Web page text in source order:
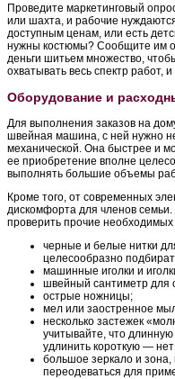
Проведите маркетинговый
или шахта, и рабочие
доступным ценам, или есть
нужны костюмы? Сообщите им о
деньги шитьем множество,
охватывать весь спектр работ,
Оборудование и
Для выполнения заказов на
швейная машина, с ней нужно
механической. Она быстрее и
ее приобретение вполне
выполнять большие объемы
Кроме того, от современных
дискомфорта для членов
проверить прочие
черные и белые нитки
целесообразно
машинные иголки и
швейный сантиметр для
острые ножницы;
мел или заостренное
несколько застежек
учитывайте, что
удлинить короткую —
большое зеркало и
переодеваться для